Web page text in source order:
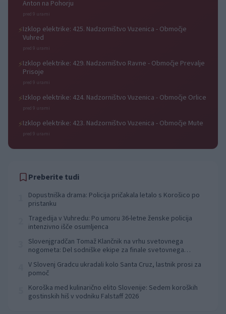
Anton na Pohorju
pred 9 urami
⚡Izklop elektrike: 425. Nadzorništvo Vuzenica - Območje
Vuhred
pred 9 urami
⚡Izklop elektrike: 429. Nadzorništvo Ravne - Območje Prevalje
Prisoje
pred 9 urami
⚡Izklop elektrike: 424. Nadzorništvo Vuzenica - Območje Orlice
pred 9 urami
⚡Izklop elektrike: 423. Nadzorništvo Vuzenica - Območje Mute
pred 9 urami
Preberite tudi
Dopustniška drama: Policija pričakala letalo s Korošico po
pristanku
Tragedija v Vuhredu: Po umoru 36-letne ženske policija
intenzivno išče osumljenca
Slovenjgradčan Tomaž Klančnik na vrhu svetovnega
nogometa: Del sodniške ekipe za finale svetovnega
V Slovenj Gradcu ukradali kolo Santa Cruz, lastnik prosi za
pomoč
Koroška med kulinarično elito Slovenije: Sedem koroških
gostinskih hiš v vodniku Falstaff 2026